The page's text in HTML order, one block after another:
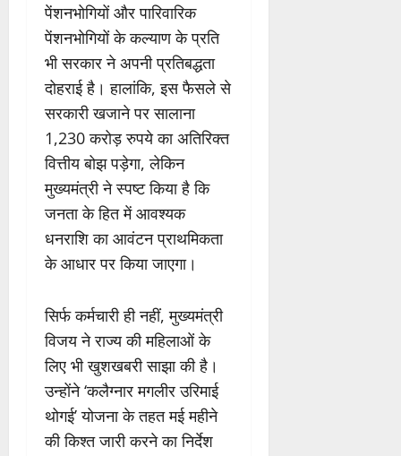
पेंशनभोगियों और पारिवारिक
पेंशनभोगियों के कल्याण के प्रति
भी सरकार ने अपनी प्रतिबद्धता
दोहराई है। हालांकि, इस फैसले से
सरकारी खजाने पर सालाना
1,230 करोड़ रुपये का अतिरिक्त
वित्तीय बोझ पड़ेगा, लेकिन
मुख्यमंत्री ने स्पष्ट किया है कि
जनता के हित में आवश्यक
धनराशि का आवंटन प्राथमिकता
के आधार पर किया जाएगा।
सिर्फ कर्मचारी ही नहीं, मुख्यमंत्री
विजय ने राज्य की महिलाओं के
लिए भी खुशखबरी साझा की है।
उन्होंने ‘कलैग्नार मगलीर उरिमाई
थोगई’ योजना के तहत मई महीने
की किश्त जारी करने का निर्देश